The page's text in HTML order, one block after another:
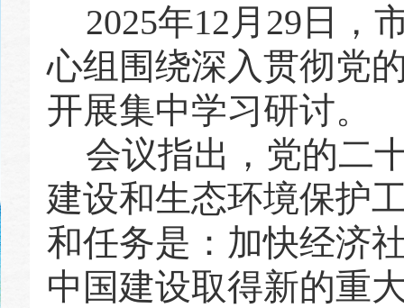
2025年12 月 29 日，
心组 围绕深入贯彻党
开展集中学习研讨。
会议指出， 党的二
建设和生态环境保护
和任务是：加快经济
中国建设取得新的重